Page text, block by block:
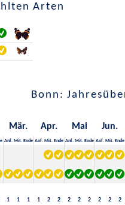
Arten
Bonn:
Mär. Apr. Mai Jun.
Anf. Mit. Ende Anf. Mit. Ende Anf. Mit. Ende Anf. Mit. Ende
1 1 1 1 2 2 2 2 2 2 2 2